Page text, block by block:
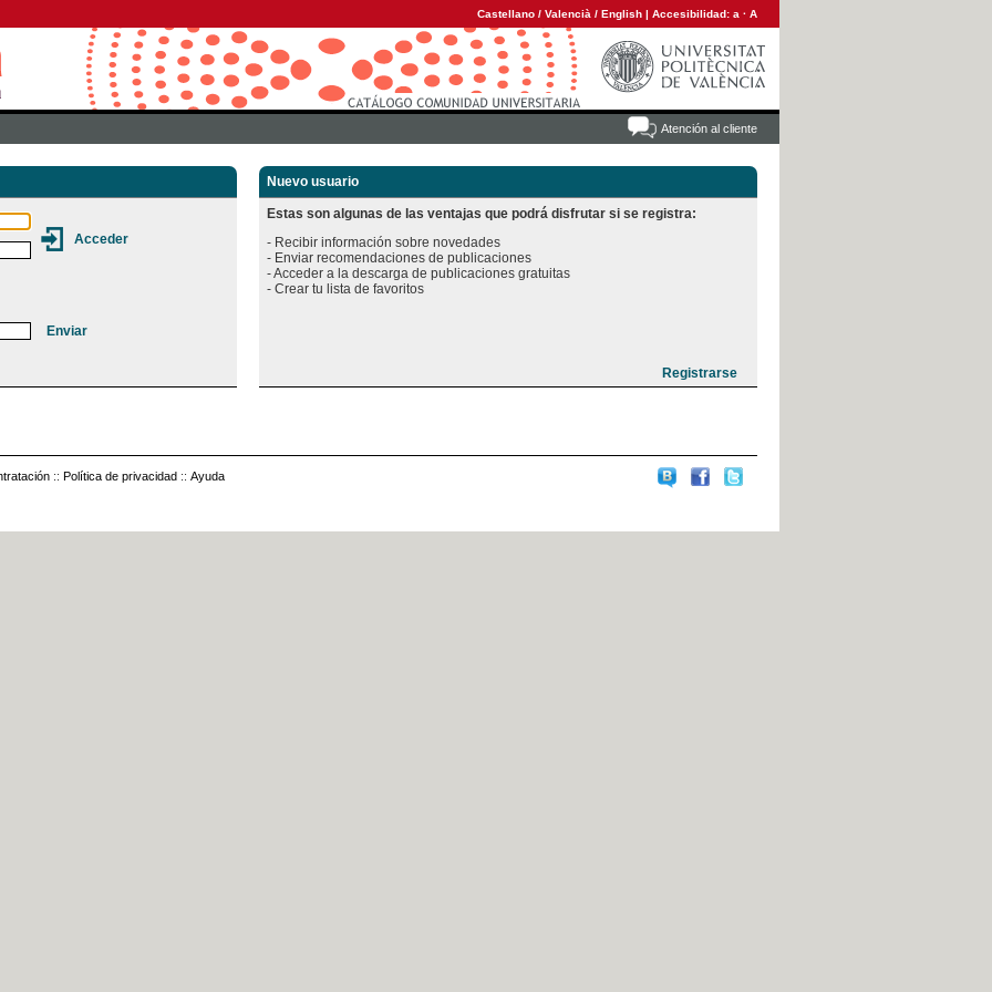
Castellano / Valencià / English | Accesibilidad: a · A
Atención al cliente
Nuevo usuario
Estas son algunas de las ventajas que podrá disfrutar si se registra:
- Recibir información sobre novedades
- Enviar recomendaciones de publicaciones
- Acceder a la descarga de publicaciones gratuitas
:: Política de privacidad :: Ayuda